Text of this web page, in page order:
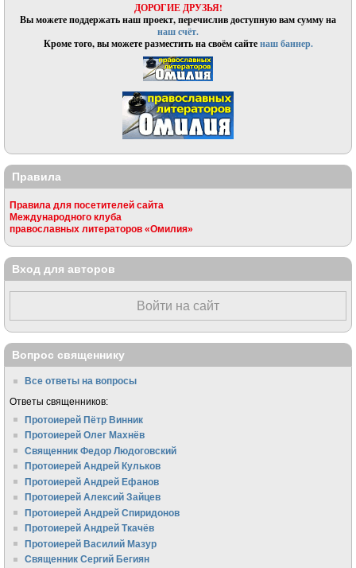
ДОРОГИЕ ДРУЗЬЯ!
Вы можете поддержать наш проект, перечислив доступную вам сумму на
наш счёт.
Кроме того, вы можете разместить на своём сайтенаш баннер.
Правила
Правила для посетителей сайта
Международного клуба
православных литераторов «Омилия»
Вход для авторов
Войти на сайт
Вопрос священнику
Все ответы на вопросы
Ответы священников:
Протоиерей Пётр Винник
Протоиерей Олег Махнёв
Священник Федор Людоговский
Протоиерей Андрей Кульков
Протоиерей Андрей Ефанов
Протоиерей Алексий Зайцев
Протоиерей Андрей Спиридонов
Протоиерей Андрей Ткачёв
Протоиерей Василий Мазур
Священник Сергий Бегиян